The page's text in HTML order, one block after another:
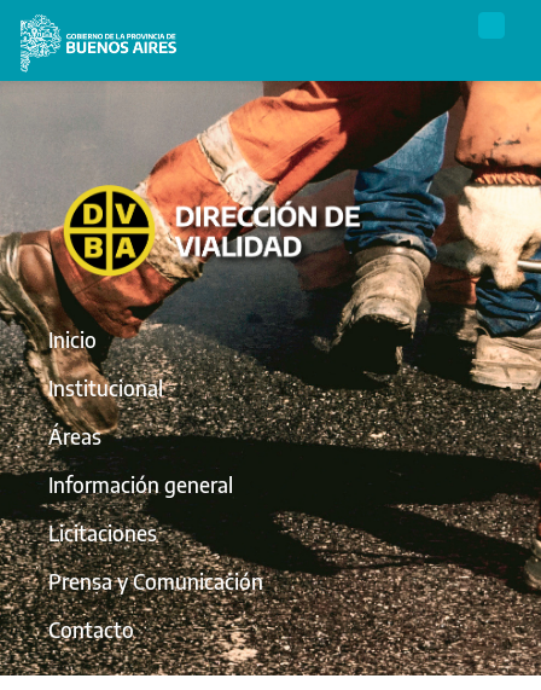
Inicio
Institucional
Áreas
Información general
Licitaciones
Prensa y Comunicación
Contacto